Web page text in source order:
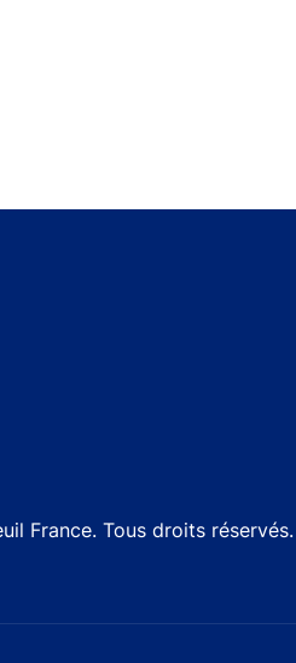
France. Tous droits réservés.